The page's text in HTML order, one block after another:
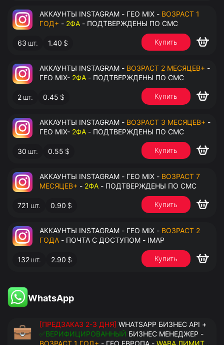
АККАУНТЫ INSTAGRAM - ГЕО MIX - ВОЗРАСТ 1
ГОД+ - 2ФА - ПОДТВЕРЖДЕНЫ ПО СМС
63 шт. 1.40 $ Купить
АККАУНТЫ INSTAGRAM - ВОЗРАСТ 2 МЕСЯЦЕВ+ -
ГЕО MIX- 2ФА - ПОДТВЕРЖДЕНЫ ПО СМС
2 шт. 0.45 $ Купить
АККАУНТЫ INSTAGRAM - ВОЗРАСТ 3 МЕСЯЦЕВ+ -
ГЕО MIX- 2ФА - ПОДТВЕРЖДЕНЫ ПО СМС
30 шт. 0.55 $ Купить
АККАУНТЫ INSTAGRAM - ГЕО MIX - ВОЗРАСТ 7
МЕСЯЦЕВ+ - 2ФА - ПОДТВЕРЖДЕНЫ ПО СМС
721 шт. 0.90 $ Купить
АККАУНТЫ INSTAGRAM - ГЕО MIX - ВОЗРАСТ 2
ГОДА - ПОЧТА С ДОСТУПОМ - IMAP
132 шт. 2.90 $ Купить
WhatsApp
[ПРЕДЗАКАЗ 2-3 ДНЯ] WHATSAPP БИЗНЕС API +
✅ВЕРИФИЦИРОВАННЫЙ БИЗНЕС МЕНЕДЖЕР -